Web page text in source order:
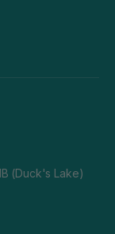
(Duck's Lake)